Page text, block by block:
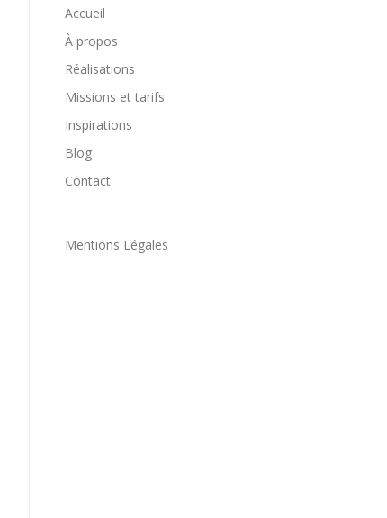
Accueil
À propos
Réalisations
Missions et tarifs
Inspirations
Blog
Contact
Mentions Légales